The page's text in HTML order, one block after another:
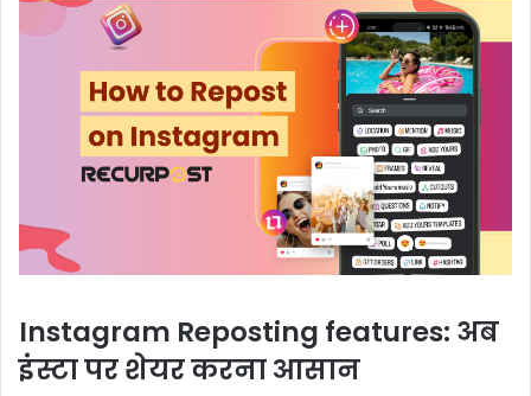
Instagram Reposting features: अब
इंस्टा पर शेयर करना आसान